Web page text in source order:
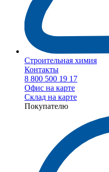
Строительная химия
Контакты
8 800 500 19 17
Офис на карте
Склад на карте
Покупателю